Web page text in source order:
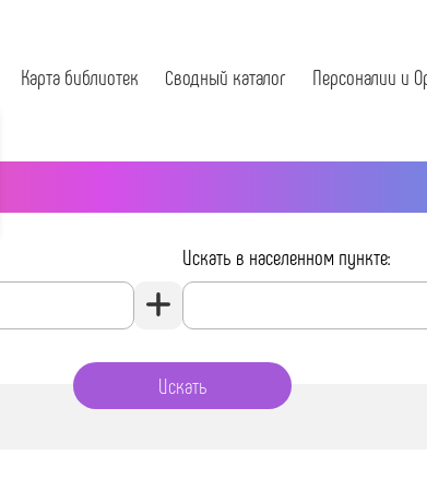
Карта библиотек Сводный каталог Персоналии и
Искать в населенном пункте: